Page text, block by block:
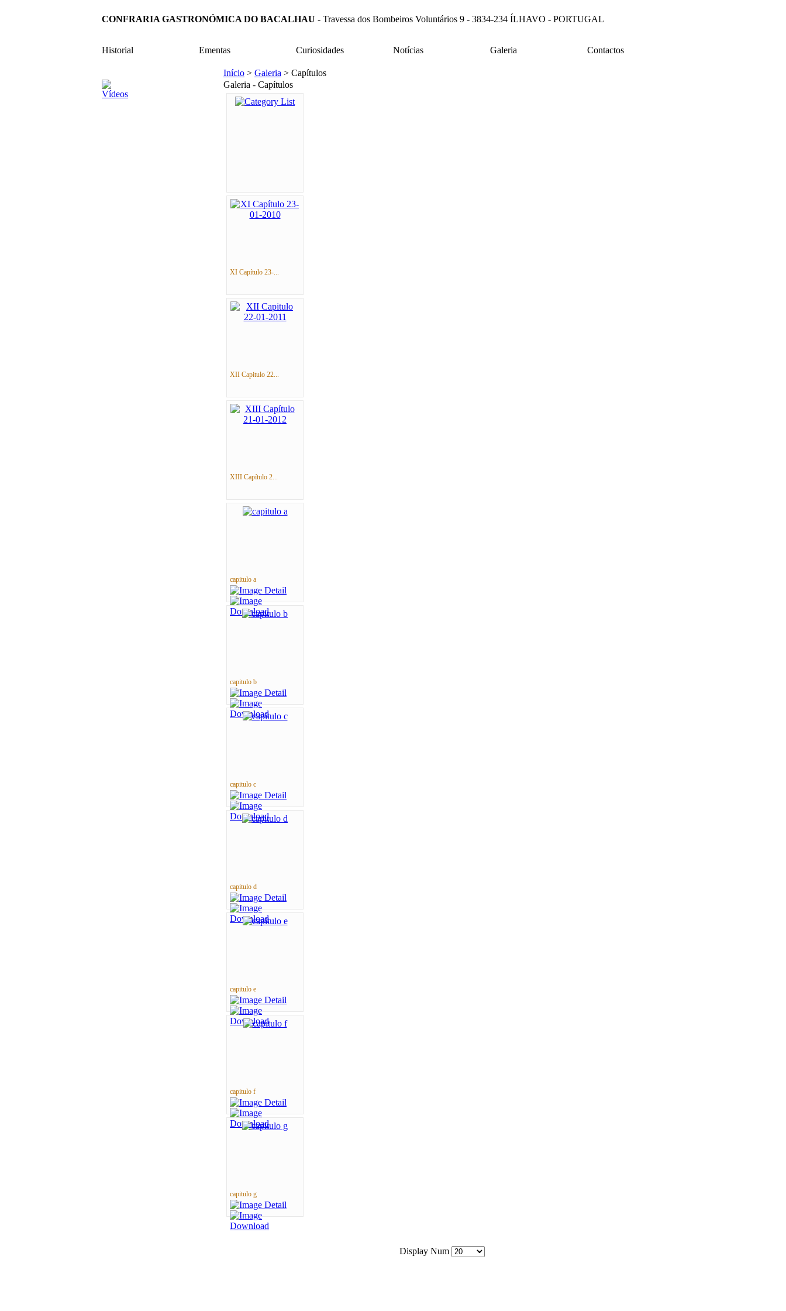
CONFRARIA GASTRONÓMICA DO BACALHAU - Travessa dos Bombeiros Voluntários 9 - 3834-234 ÍLHAVO - PORTUGAL
Historial Ementas Curiosidades Notícias Galeria Contactos
Início > Galeria > Capítulos
Galeria - Capítulos
XI Capítulo 23-...
XII Capitulo 22...
XIII Capítulo 2...
capitulo a
capitulo b
capitulo c
capitulo d
capitulo e
capitulo f
capitulo g
Display Num
Vídeos